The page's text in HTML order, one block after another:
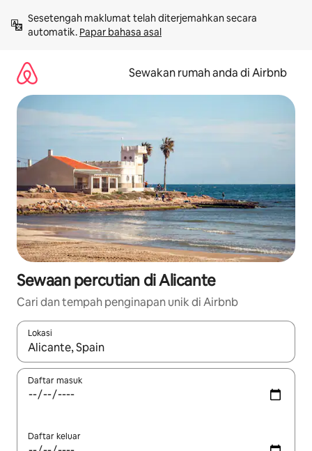
kandungan
Sesetengah maklumat telah diterjemahkan secara
automatik. Papar bahasa asal
Sewakan rumah anda di Airbnb
Sewaan percutian di Alicante
Cari dan tempah penginapan unik di Airbnb
Lokasi
Apabila hasil tersedia, navigasi dengan kekunci anak panah
Daftar masuk
Daftar keluar